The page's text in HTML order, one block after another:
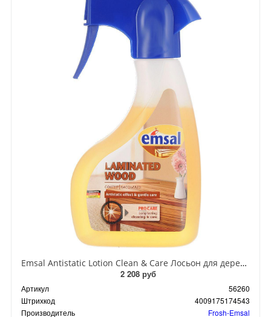
Emsal Antistatic Lotion Clean & Care Лосьон для деревянных поверхностей 250 мл с распылителем
2 208 руб
Артикул
56260
Штрихкод
4009175174543
Производитель
Frosh-Emsal